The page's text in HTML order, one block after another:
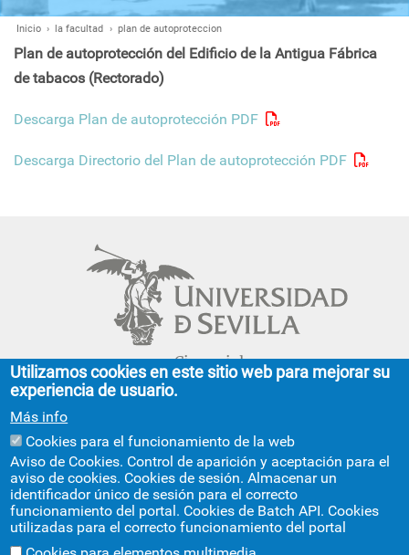
Ruta
de
navegación
Inicio la facultad plan de autoproteccion
Plan de autoprotección del Edificio de la Antigua Fábrica
de tabacos (Rectorado)
Descarga Plan de autoprotección PDF
Descarga Directorio del Plan de autoprotección PDF
Cinco siglos
impulsando el
conocimiento
FACULTAD DE GEOGRAFÍA E HISTORIA
C/ Doña María de Padilla, s/n.
Sevilla 41004.
geografiaehistoria@us.es
954 55 13 40
+info
Utilizamos cookies en este sitio web para mejorar su
experiencia de usuario.
Más info
Cookies para el funcionamiento de la web
Aviso de Cookies. Control de aparición y aceptación para el
aviso de cookies. Cookies de sesión. Almacenar un
identificador único de sesión para el correcto
funcionamiento del portal. Cookies de Batch API. Cookies
utilizadas para el correcto funcionamiento del portal